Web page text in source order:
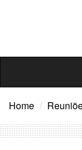
Home